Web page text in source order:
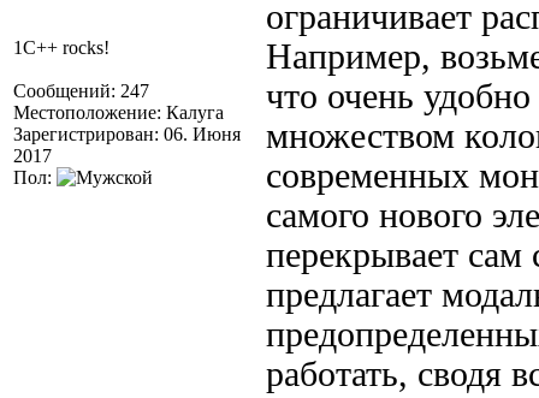
1C++ rocks!
Сообщений: 247
Местоположение: Калуга
Зарегистрирован: 06. Июня
2017
Пол:
ограничивает
Например,
что очень
множеством
современных
самого нового
перекрывает сам
предлагает
работать, сводя